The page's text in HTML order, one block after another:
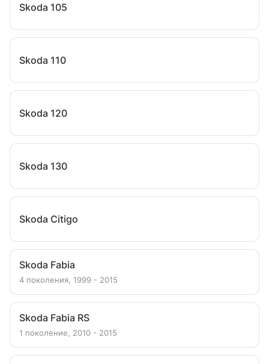
Skoda 105
Skoda 110
Skoda 120
Skoda 130
Skoda Citigo
Skoda Fabia
4 поколения, 1999 - 2015
Skoda Fabia RS
1 поколение, 2010 - 2015